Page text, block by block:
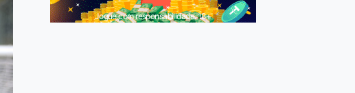
Jogue com responsabilidade. 18+